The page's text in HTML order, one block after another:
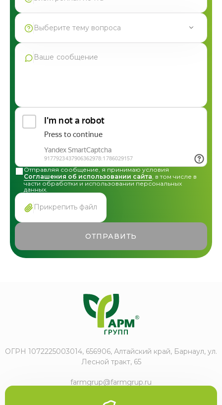
Выберите тему вопроса
Продукция Фармгрупп
Отправляя сообщение, я принимаю условия
Соглашения об использовании сайта , в том числе в
части обработки и использовании персональных
данных.
Прикрепить файл
ОТПРАВИТЬ
ОГРН 1072225003014, 656906, Алтайский край, Барнаул, ул.
Лесной тракт, 65
farmgrup@farmgrup.ru